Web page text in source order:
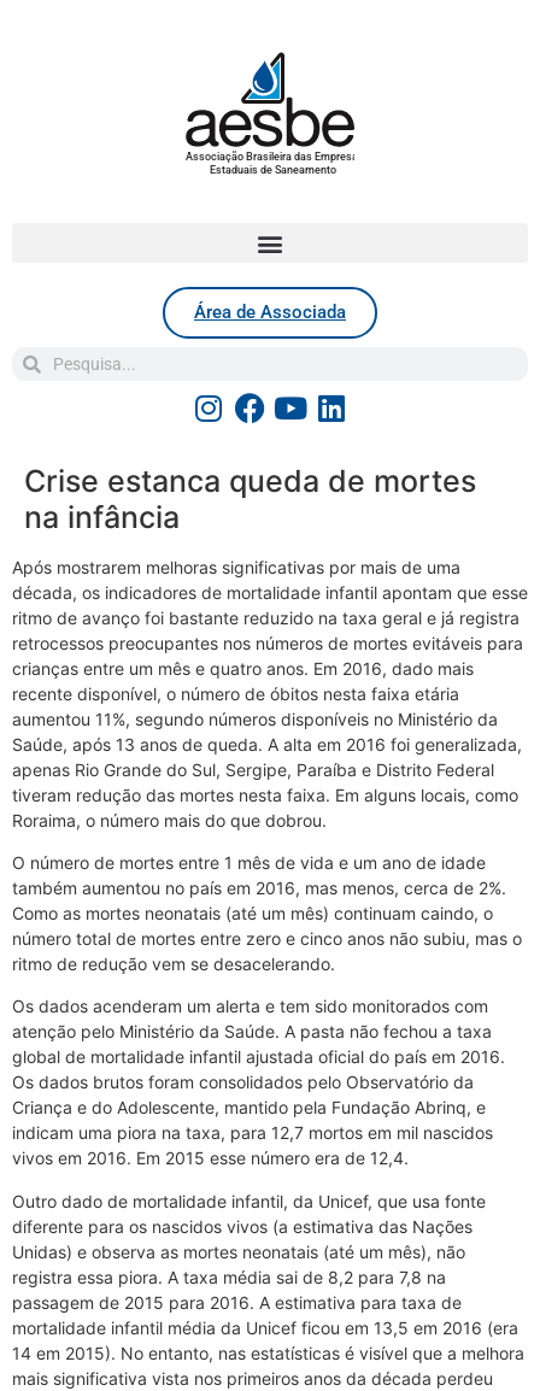
Associação Brasileira das Empresas
Estaduais de Saneamento
Área de Associada
Crise estanca queda de mortes
na infância
Após mostrarem melhoras significativas por mais de uma
década, os indicadores de mortalidade infantil apontam que esse
ritmo de avanço foi bastante reduzido na taxa geral e já registra
retrocessos preocupantes nos números de mortes evitáveis para
crianças entre um mês e quatro anos. Em 2016, dado mais
recente disponível, o número de óbitos nesta faixa etária
aumentou 11%, segundo números disponíveis no Ministério da
Saúde, após 13 anos de queda. A alta em 2016 foi generalizada,
apenas Rio Grande do Sul, Sergipe, Paraíba e Distrito Federal
tiveram redução das mortes nesta faixa. Em alguns locais, como
Roraima, o número mais do que dobrou.
O número de mortes entre 1 mês de vida e um ano de idade
também aumentou no país em 2016, mas menos, cerca de 2%.
Como as mortes neonatais (até um mês) continuam caindo, o
número total de mortes entre zero e cinco anos não subiu, mas o
ritmo de redução vem se desacelerando.
Os dados acenderam um alerta e tem sido monitorados com
atenção pelo Ministério da Saúde. A pasta não fechou a taxa
global de mortalidade infantil ajustada oficial do país em 2016.
Os dados brutos foram consolidados pelo Observatório da
Criança e do Adolescente, mantido pela Fundação Abrinq, e
indicam uma piora na taxa, para 12,7 mortos em mil nascidos
vivos em 2016. Em 2015 esse número era de 12,4.
Outro dado de mortalidade infantil, da Unicef, que usa fonte
diferente para os nascidos vivos (a estimativa das Nações
Unidas) e observa as mortes neonatais (até um mês), não
registra essa piora. A taxa média sai de 8,2 para 7,8 na
passagem de 2015 para 2016. A estimativa para taxa de
mortalidade infantil média da Unicef ficou em 13,5 em 2016 (era
14 em 2015). No entanto, nas estatísticas é visível que a melhora
mais significativa vista nos primeiros anos da década perdeu